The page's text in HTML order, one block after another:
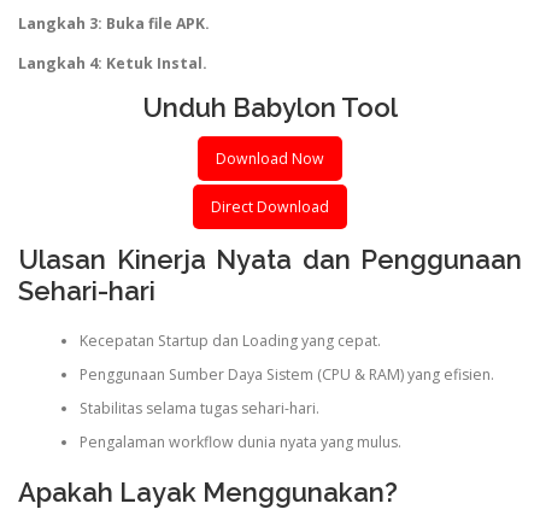
Langkah 3: Buka file APK.
Langkah 4: Ketuk Instal.
Unduh Babylon Tool
Download Now
Direct Download
Ulasan Kinerja Nyata dan Penggunaan
Sehari-hari
Kecepatan Startup dan Loading yang cepat.
Penggunaan Sumber Daya Sistem (CPU & RAM) yang efisien.
Stabilitas selama tugas sehari-hari.
Pengalaman workflow dunia nyata yang mulus.
Apakah Layak Menggunakan?